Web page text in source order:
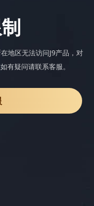
地区无法访问J9产品，对
有疑问请联系客服。